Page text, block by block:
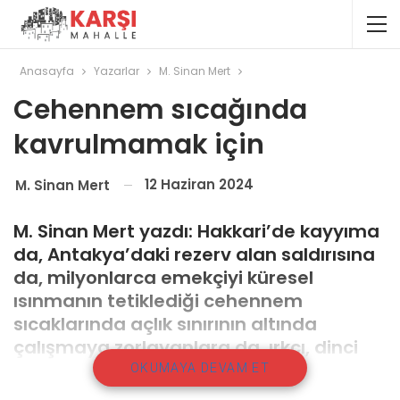
Anasayfa Yazarlar M. Sinan Mert
Cehennem sıcağında
kavrulmamak için
M. Sinan Mert 12 Haziran 2024
M. Sinan Mert yazdı: Hakkari’de kayyıma
da, Antakya’daki rezerv alan saldırısına
da, milyonlarca emekçiyi küresel
ısınmanın tetiklediği cehennem
sıcaklarında açlık sınırının altında
çalışmaya zorlayanlara da, ırkçı, dinci
müfredat dayatmasına karşı da hep
birlikte dur diyebiliriz.
OKUMAYA DEVAM ET